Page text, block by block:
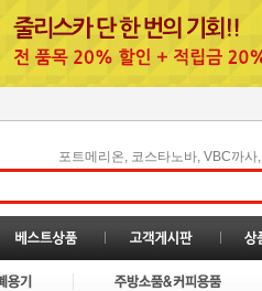
포트메리온, 코스타노바, VBC까사,